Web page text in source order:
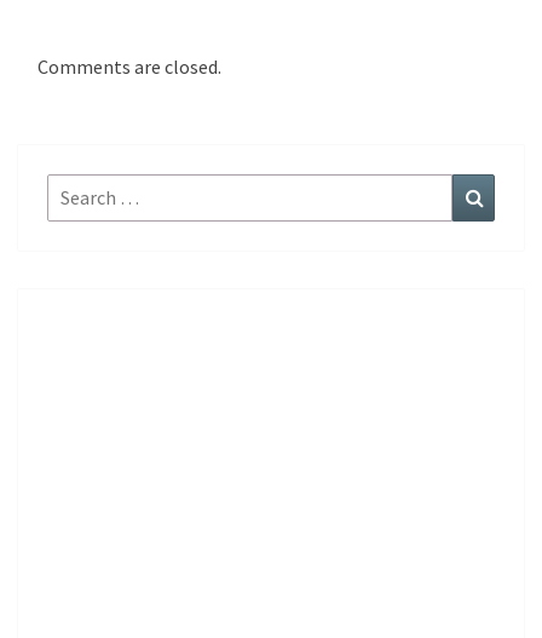
Comments are closed.
Search
for: